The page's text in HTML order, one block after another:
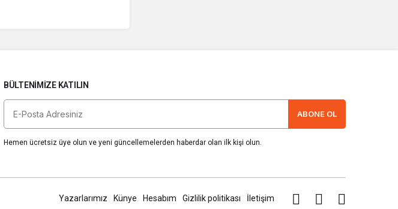
BÜLTENIMIZE KATILIN
ABONE OL
Hemen ücretsiz üye olun ve yeni güncellemelerden haberdar olan ilk kişi olun.
Yazarlarımız Künye Hesabım Gizlilik politikası İletişim